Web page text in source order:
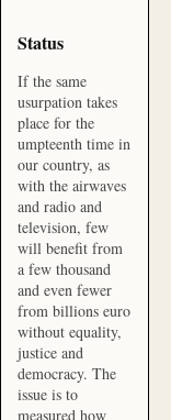
Status
If the same
usurpation takes
place for the
umpteenth time in
our country, as
with the airwaves
and radio and
television, few
will benefit from
a few thousand
and even fewer
from billions euro
without equality,
justice and
democracy. The
issue is to
measured how